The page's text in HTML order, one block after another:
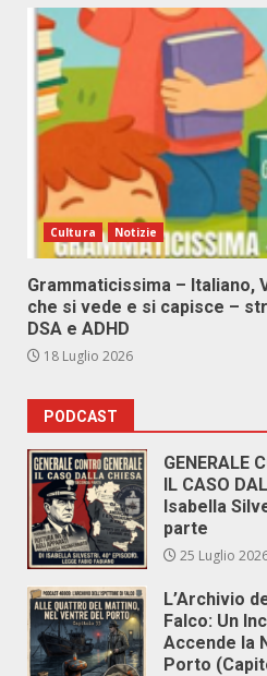
Cultura Notizie
Grammaticissima – Italiano,
che si vede e si capisce –
DSA e ADHD
18 Luglio 2026
PODCAST
GENERALE
IL CASO
Isabella
parte
25 Luglio
L’Archivio
Falco: Un
Accende la
Porto